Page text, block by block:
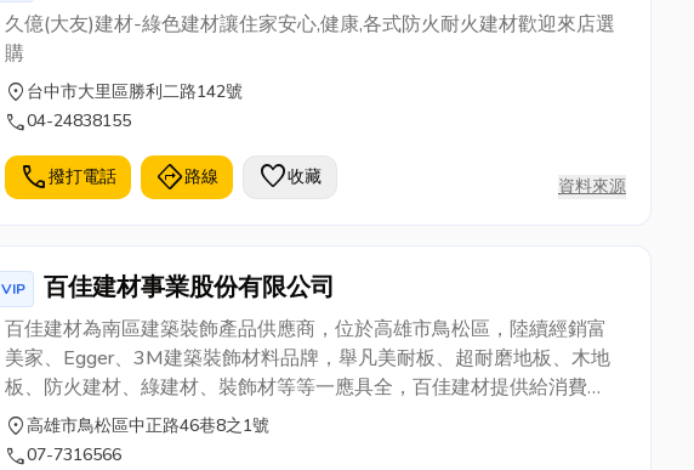
久億(大友)建材-綠色建材讓住家安心,健康,各式防火耐火建材歡迎來店選
購
location_on 台中市大里區勝利二路142號
call04-24838155
call撥打電話 directions路線 favorite收藏 資料來源
VIP 百佳建材事業股份有限公司
百佳建材為南區建築裝飾產品供應商，位於高雄市鳥松區，陸續經銷富
美家、Egger、3M建築裝飾材料品牌，舉凡美耐板、超耐磨地板、木地
板、防火建材、綠建材、裝飾材等等一應具全，百佳建材提供給消費
者，舒適、安全、健康、節能的居家、商空及辦公環境之解決方案為宗
旨。
location_on高雄市鳥松區中正路46巷8之1號
call07-7316566